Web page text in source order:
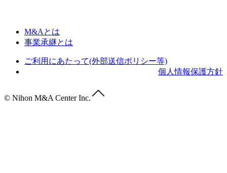
M&Aとは
事業承継とは
ご利用にあたって(外部送信ポリシー等)
個人情報保護方針
© Nihon M&A Center Inc.